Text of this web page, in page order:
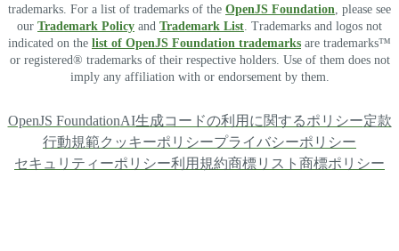
trademarks. For a list of trademarks of the OpenJS Foundation , please see
our Trademark Policy and Trademark List . Trademarks and logos not
indicated on the list of OpenJS Foundation trademarks are trademarks™
or registered® trademarks of their respective holders. Use of them does not
imply any affiliation with or endorsement by them.
OpenJS FoundationAI生成コードの利用に関するポリシー定款
行動規範クッキーポリシープライバシーポリシー
セキュリティーポリシー利用規約商標リスト 商標ポリシー